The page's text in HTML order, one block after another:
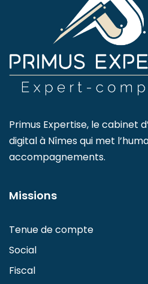
Primus Expertise, le cabinet
digital à Nîmes qui met
accompagnements.
Missions
Tenue de compte
Social
Fiscal